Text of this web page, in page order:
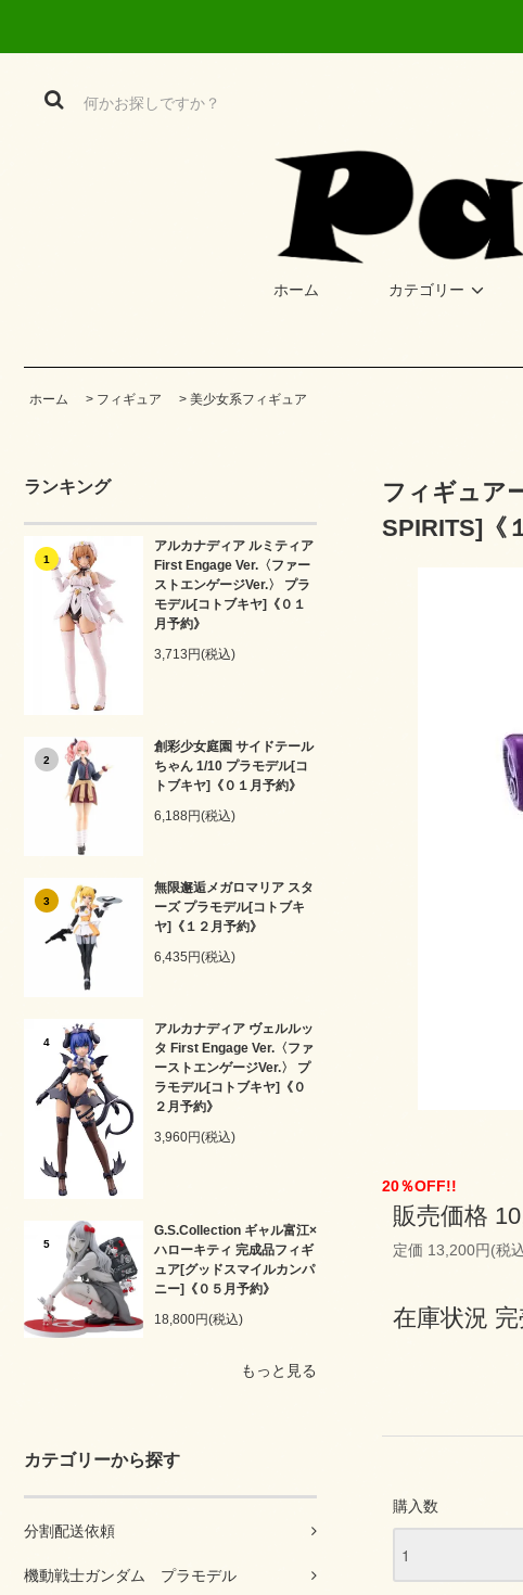
ホーム カテゴリー
ホーム > フィギュア > 美少女系フィギュア
ランキング
1
アルカナディア ルミティア
First Engage Ver.〈ファー
ストエンゲージVer.〉 プラ
モデル[コトブキヤ]《０１
月予約》
3,713円(税込)
2
創彩少女庭園 サイドテール
ちゃん 1/10 プラモデル[コ
トブキヤ]《０１月予約》
6,188円(税込)
3
無限邂逅メガロマリア スタ
ーズ プラモデル[コトブキ
ヤ]《１２月予約》
6,435円(税込)
4
アルカナディア ヴェルルッ
タ First Engage Ver.〈ファ
ーストエンゲージVer.〉 プ
ラモデル[コトブキヤ]《０
２月予約》
3,960円(税込)
5
G.S.Collection ギャル富江×
ハローキティ 完成品フィギ
ュア[グッドスマイルカンパ
ニー]《０５月予約》
18,800円(税込)
もっと見る
カテゴリーから探す
分割配送依頼
機動戦士ガンダム プラモデル
フィギュア
SPIRITS]《
20％OFF!!
販売価格
定価 13,200円(税
在庫状況
購入数